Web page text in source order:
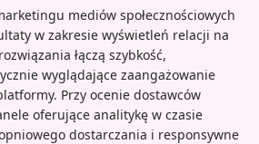
mediów społecznościowych
w zakresie wyświetleń relacji na
łączą szybkość,
wyglądające zaangażowanie
Przy ocenie dostawców
oferujące analitykę w czasie
dostarczania i responsywne